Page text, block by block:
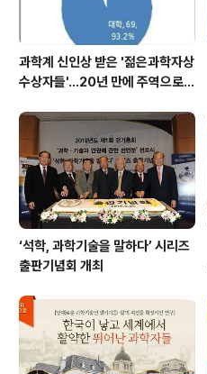
과학계 신인상 받은 '젊은과학자상
수상자들'…20년 만에 주역으로
‘석학, 과학기술을 말하다’ 시리즈
출판기념회 개최